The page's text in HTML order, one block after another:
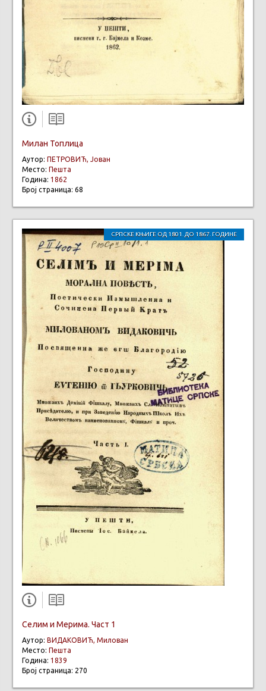
Милан Топлица
Аутор: ПЕТРОВИЋ, Јован
Место: Пешта
Година: 1862
Број страница: 68
СРПСКЕ КЊИГЕ ОД 1801. ДО 1867. ГОДИНЕ
Селим и Мерима. Част 1
Аутор: ВИДАКОВИЋ, Милован
Место: Пешта
Година: 1839
Број страница: 270